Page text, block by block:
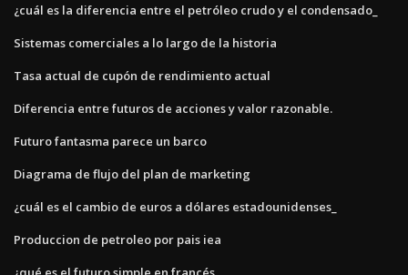
¿cuál es la diferencia entre el petróleo crudo y el condensado_
Sistemas comerciales a lo largo de la historia
Tasa actual de cupón de rendimiento actual
Diferencia entre futuros de acciones y valor razonable.
Futuro fantasma parece un barco
Diagrama de flujo del plan de marketing
¿cuál es el cambio de euros a dólares estadounidenses_
Produccion de petroleo por pais iea